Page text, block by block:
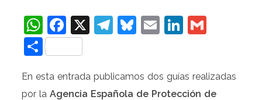
WhatsApp
Facebook
X Telegram
Bluesky
EmailLinkedIn
Compartir
En esta entrada publicamos dos guías realizadas
por laAgencia Española de Protección de